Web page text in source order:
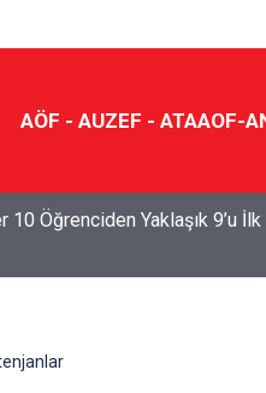
AÖF - AUZEF - ATAAOF-
10 Öğrenciden Yaklaşık 9’u